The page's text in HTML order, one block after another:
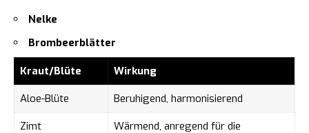
Nelke
Brombeerblätter
Kraut/Blüte
Wirkung
Aloe-Blüte
Beruhigend, harmonisierend
Zimt
Wärmend, anregend für die